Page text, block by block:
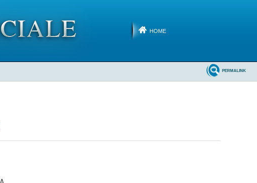
HOME
PERMALINK